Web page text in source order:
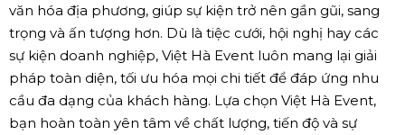
văn hóa địa phương, giúp sự kiện trở nên gần gũi, sang
trọng và ấn tượng hơn. Dù là tiệc cưới, hội nghị hay các
sự kiện doanh nghiệp, Việt Hà Event luôn mang lại giải
pháp toàn diện, tối ưu hóa mọi chi tiết để đáp ứng nhu
cầu đa dạng của khách hàng. Lựa chọn Việt Hà Event,
bạn hoàn toàn yên tâm về chất lượng, tiến độ và sự